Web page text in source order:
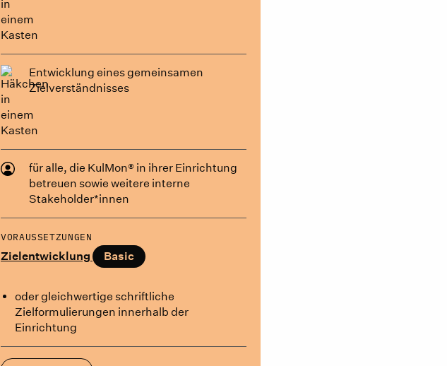
Entwicklung eines gemeinsamen
Zielverständnisses
für alle, die KulMon® in ihrer Einrichtung
betreuen sowie weitere interne
Stakeholder*innen
VORAUSSETZUNGEN
Zielentwicklung Basic
oder gleichwertige schriftliche
Zielformulierungen innerhalb der
Einrichtung